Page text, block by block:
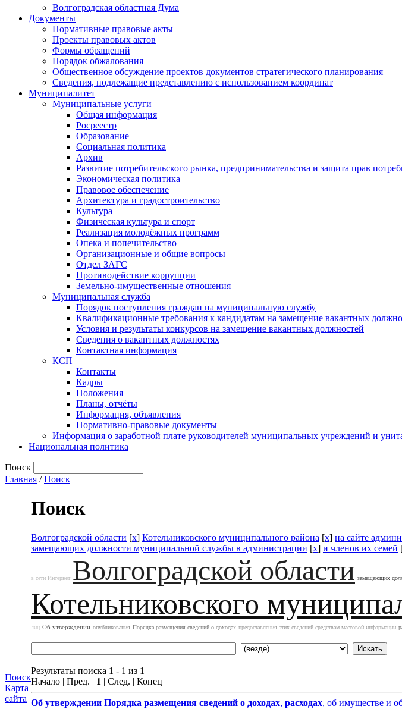
Волгоградская областная Дума
Документы
Нормативные правовые акты
Проекты правовых актов
Формы обращений
Порядок обжалования
Общественное обсуждение проектов документов стратегического планирования
Сведения, подлежащие представлению с использованием координат
Муниципалитет
Муниципальные услуги
Общая информация
Росреестр
Образование
Социальная политика
Архив
Развитие потребительского рынка, предпринимательства и защита прав
Экономическая политика
Правовое обеспечение
Архитектура и градостроительство
Культура
Физическая культура и спорт
Реализация молодёжных программ
Опека и попечительство
Организационные и общие вопросы
Отдел ЗАГС
Противодействие коррупции
Земельно-имущественные отношения
Муниципальная служба
Порядок поступления граждан на муниципальную службу
Квалификационные требования к кандидатам на замещение вакантных
Условия и результаты конкурсов на замещение вакантных должностей
Сведения о вакантных должностях
Контактная информация
КСП
Контакты
Кадры
Положения
Планы, отчёты
Информация, объявления
Нормативно-правовые документы
Информация о заработной плате руководителей муниципальных учреждений и
Национальная политика
Поиск
Главная /Поиск
Поиск
Карта
сайта
Поиск
Волгоградской области [x] Котельниковского муниципального района [x] на сайте
замещающих должности муниципальной службы в администрации [x] и членов их семей
в сети Интернет Волгоградской области замещающих
Котельниковского
лиц Об утверждении опубликования Порядка размещения сведений о доходах предоставления этих сведений средствам массовой информации
Результаты поиска 1 - 1 из 1
Начало | Пред. | 1 | След. | Конец
Об утверждении Порядка размещения сведений о доходах, расходах, об имуществе и